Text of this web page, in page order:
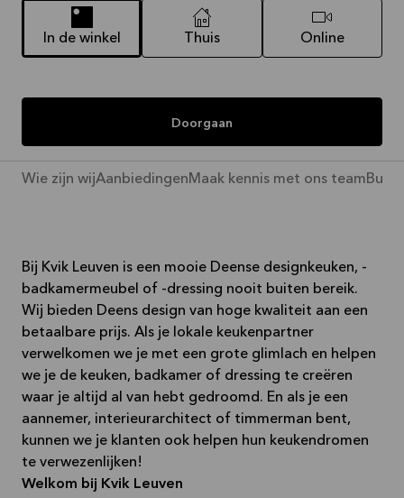
In de winkel Thuis Online
Doorgaan
Wie zijn wijAanbiedingen Maak kennis met ons team
Bij Kvik Leuven is een mooie Deense designkeuken, -
badkamermeubel of -dressing nooit buiten bereik.
Wij bieden Deens design van hoge kwaliteit aan een
betaalbare prijs. Als je lokale keukenpartner
verwelkomen we je met een grote glimlach en helpen
we je de keuken, badkamer of dressing te creëren
waar je altijd al van hebt gedroomd. En als je een
aannemer, interieurarchitect of timmerman bent,
kunnen we je klanten ook helpen hun keukendromen
te verwezenlijken!
Welkom bij Kvik Leuven